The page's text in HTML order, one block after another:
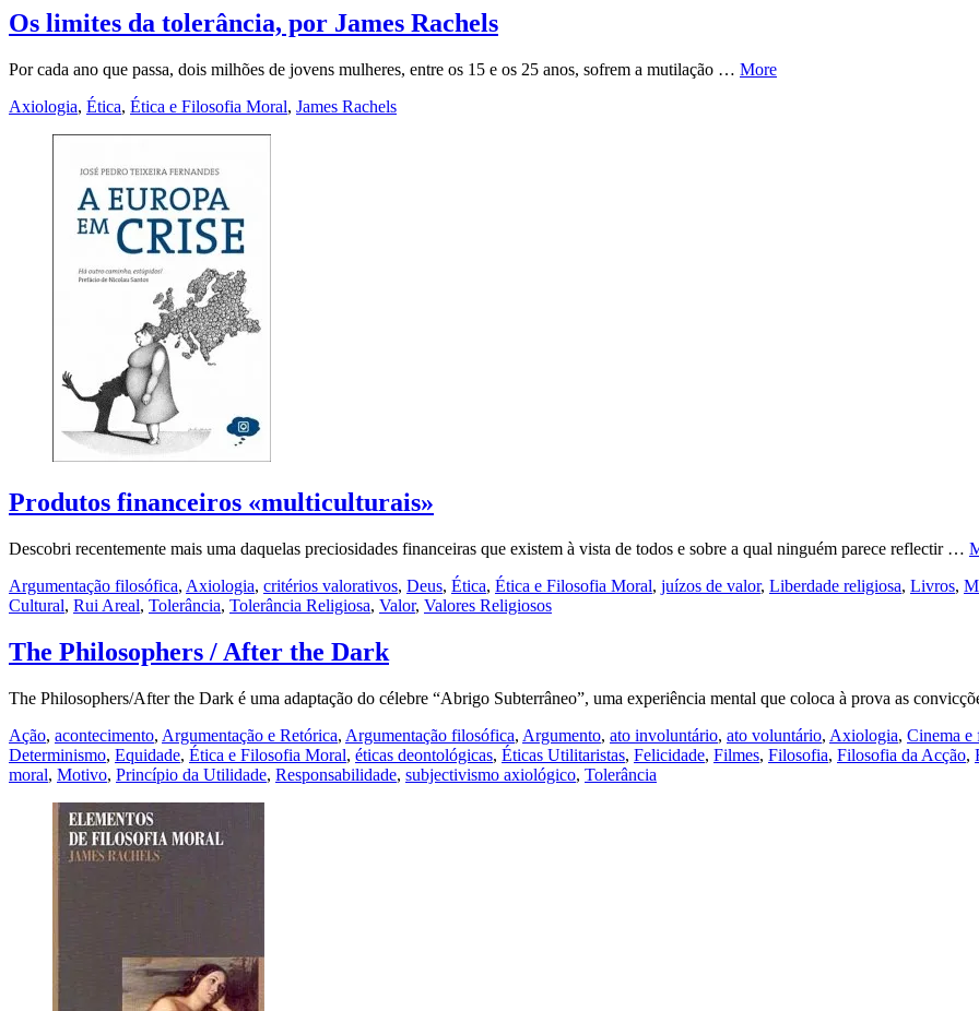
Os limites da tolerância, por James Rachels
Por cada ano que passa, dois milhões de jovens mulheres, entre os 15 e os 25 anos, sofrem a mutilação … More
Axiologia, Ética, Ética e Filosofia Moral, James Rachels
Produtos financeiros «multiculturais»
Descobri recentemente mais uma daquelas preciosidades financeiras que existem à vista de todos e sobre a qual ninguém parece reflectir …
Argumentação filosófica, Axiologia, critérios valorativos, Deus, Ética, Ética e Filosofia Moral, juízos de valor, Liberdade religiosa, Livros,
Cultural, Rui Areal, Tolerância, Tolerância Religiosa, Valor, Valores Religiosos
The Philosophers / After the Dark
The Philosophers/After the Dark é uma adaptação do célebre “Abrigo Subterrâneo”, uma experiência mental que coloca à prova as
Ação, acontecimento, Argumentação e Retórica, Argumentação filosófica, Argumento, ato involuntário, ato voluntário, Axiologia, Cinema e
Determinismo, Equidade, Ética e Filosofia Moral, éticas deontológicas, Éticas Utilitaristas, Felicidade, Filmes, Filosofia, Filosofia da Acção,
moral, Motivo, Princípio da Utilidade, Responsabilidade, subjectivismo axiológico, Tolerância